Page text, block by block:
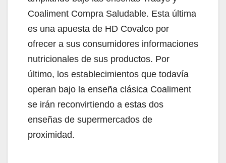
Coaliment Compra Saludable. Esta última
es una apuesta de HD Covalco por
ofrecer a sus consumidores informaciones
nutricionales de sus productos. Por
último, los establecimientos que todavía
operan bajo la enseña clásica Coaliment
se irán reconvirtiendo a estas dos
enseñas de supermercados de
proximidad.